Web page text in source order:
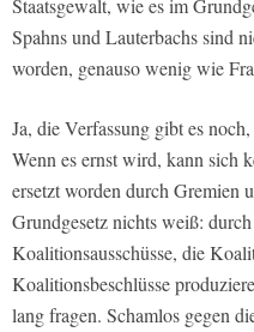
Staatsgewalt, wie es im
Spahns und Lauterbachs sind
worden, genauso wenig wie
Ja, die Verfassung gibt es
Wenn es ernst wird, kann sich
ersetzt worden durch Gremien
Grundgesetz nichts weiß:
Koalitionsausschüsse, die
Koalitionsbeschlüsse
lang fragen. Schamlos gegen